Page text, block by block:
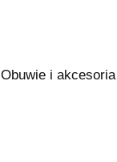
Obuwie i akcesoria